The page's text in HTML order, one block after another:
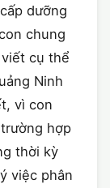
dưỡng
chung
cụ thể
Ninh
vì con
hợp
thời kỳ
việc phân